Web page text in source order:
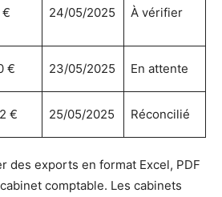
€ 24/05/2025 À vérifier
€ 23/05/2025 En attente
€ 25/05/2025 Réconcilié
des exports en format Excel, PDF
comptable. Les cabinets